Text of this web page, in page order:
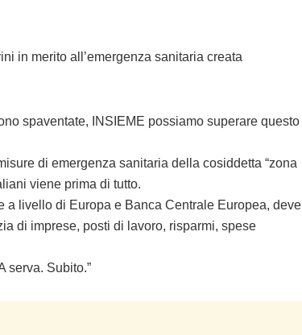
in merito all’emergenza sanitaria creata
spaventate, INSIEME possiamo superare questo
di emergenza sanitaria della cosiddetta “zona
viene prima di tutto.
a livello di Europa e Banca Centrale Europea, deve
di imprese, posti di lavoro, risparmi, spese
serva. Subito.”